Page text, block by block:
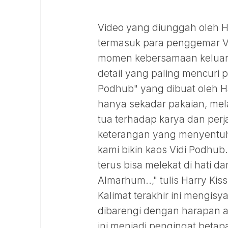
Video yang diunggah oleh
termasuk para penggemar
momen kebersamaan
detail yang paling mencuri
Podhub" yang dibuat oleh
hanya sekadar pakaian,
tua terhadap karya dan
keterangan yang
kami bikin kaos Vidi
terus bisa melekat di hati
Almarhum..," tulis Harry
Kalimat terakhir ini
dibarengi dengan harapan